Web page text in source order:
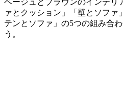
ァとクッション」「壁とソファ
テンとソファ」の5つの組み合
う。